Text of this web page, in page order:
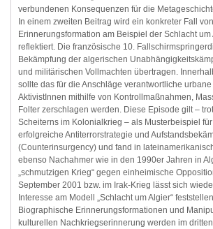
verbundenen Konsequenzen für die
In einem zweiten Beitrag wird ein konkreter Fall von
Erinnerungsformation am Beispiel der Schlacht
reflektiert. Die französische 10.
Bekämpfung der algerischen
und militärischen Vollmachten übertragen.
sollte das für die Anschläge verantwortliche
AktivistInnen mithilfe von Kontrollmaßnahmen,
Folter zerschlagen werden. Diese Episode gilt –
Scheiterns im Kolonialkrieg – als Musterbeispiel
erfolgreiche Antiterrorstrategie und
(Counterinsurgency) und fand in
ebenso Nachahmer wie in den 1990er Jahren in
„schmutzigen Krieg“ gegen einheimische
September 2001 bzw. im Irak-Krieg lässt sich
Interesse am Modell „Schlacht um Algier“
Biographische Erinnerungsformationen und
kulturellen Nachkriegserinnerung werden im